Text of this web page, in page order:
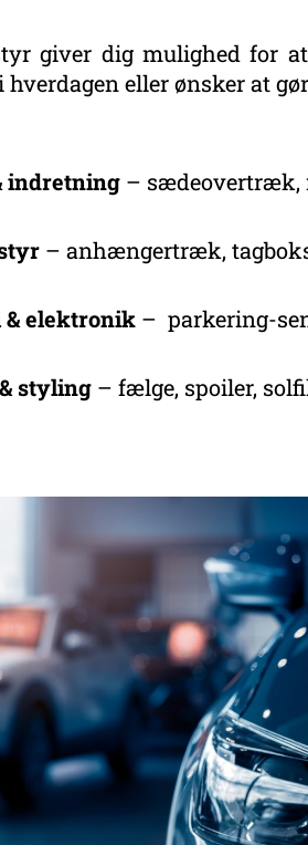
giver dig mulighed for
eller ønsker at
indretning – sædeovertræk,
– anhængertræk,
& elektronik – parkering-
styling – fælge, spoiler,